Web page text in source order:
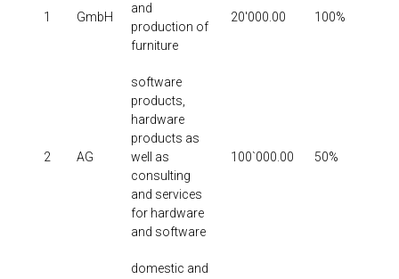
1 GmbH
and
production of
furniture
20'000.00 100%
2 AG
software
products,
hardware
products as
well as
consulting
and services
for hardware
and software
100`000.00 50%
domestic and